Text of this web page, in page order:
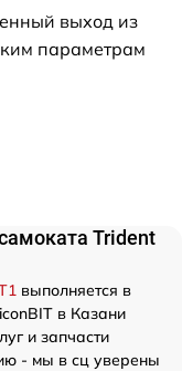
выход из
параметрам
Trident
выполняется в
в Казани
и запчасти
- мы в сц уверены